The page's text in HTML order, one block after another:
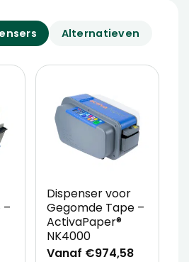
Alternatieven
–
Dispenser voor
Gegomde Tape –
ActivaPaper®
NK4000
Vanaf €974,58